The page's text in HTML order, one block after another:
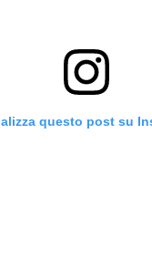
questo post su